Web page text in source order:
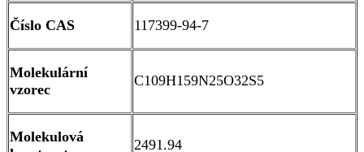
Číslo CAS 117399-94-7
Molekulární
vzorec
C109H159N25O32S5
Molekulová
2491.94